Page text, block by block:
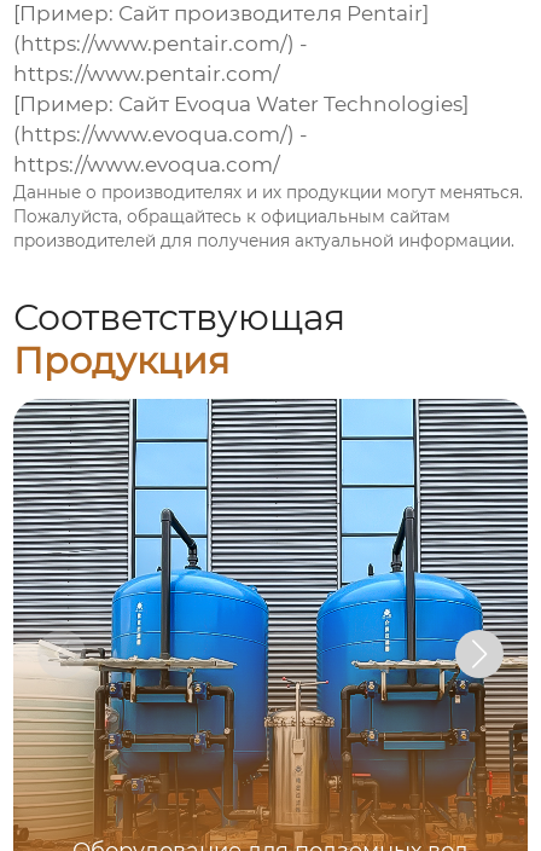
[Пример: Сайт производителя Pentair]
(https://www.pentair.com/) -
https://www.pentair.com/
[Пример: Сайт Evoqua Water Technologies]
(https://www.evoqua.com/) -
https://www.evoqua.com/
Данные о производителях и их продукции могут меняться.
Пожалуйста, обращайтесь к официальным сайтам
производителей для получения актуальной информации.
Соответствующая
Продукция